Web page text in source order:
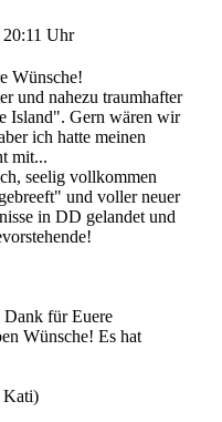
20:11 Uhr
Wünsche!
und nahezu traumhafter
Island". Gern wären wir
ich hatte meinen
mit...
seelig vollkommen
und voller neuer
in DD gelandet und
Dank für Euere
Wünsche! Es hat
Kati)